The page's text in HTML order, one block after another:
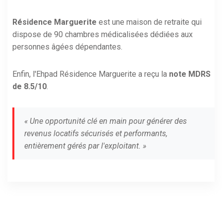
Résidence Marguerite est une maison de retraite qui
dispose de 90 chambres médicalisées dédiées aux
personnes âgées dépendantes.
Enfin, l'Ehpad Résidence Marguerite a reçu la note MDRS
de 8.5/10
« Une opportunité clé en main pour générer des
revenus locatifs sécurisés et performants,
entièrement gérés par l'exploitant. »